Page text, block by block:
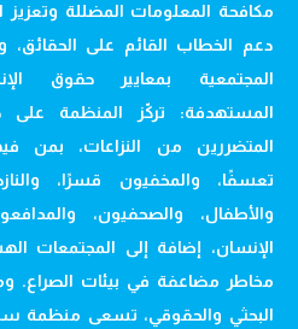
مكافحة المعلومات المضللة وتعزيز
دعم الخطاب القائم على الحقائق،
المجتمعية بمعايير حقوق
المستهدفة: تركّز المنظمة على
المتضررين من النزاعات، بمن
تعسفًا، والمخفيون قسرًا،
والأطفال، والصحفيون،
الإنسان، إضافة إلى المجتمعات
مخاطر مضاعفة في بيئات الصراع.
البحثي والحقوقي، تسعى منظمة